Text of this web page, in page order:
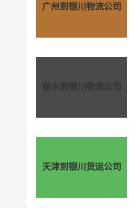
广州到银川物流公司
丽水到银川物流公司
天津到银川货运公司